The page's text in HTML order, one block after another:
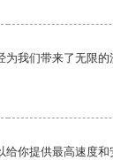
为我们带来了无限
给你提供最高速度